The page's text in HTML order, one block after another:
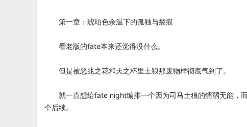
​第一章：琥珀色余温下的孤独与裂痕
看老版的fate本来还觉得没什么。
但是被恶兆之花和天之杯里土狼那废物样彻底气到了。
就一直想给fate night编排一个因为司马土狼的懦弱无能，
个后续。